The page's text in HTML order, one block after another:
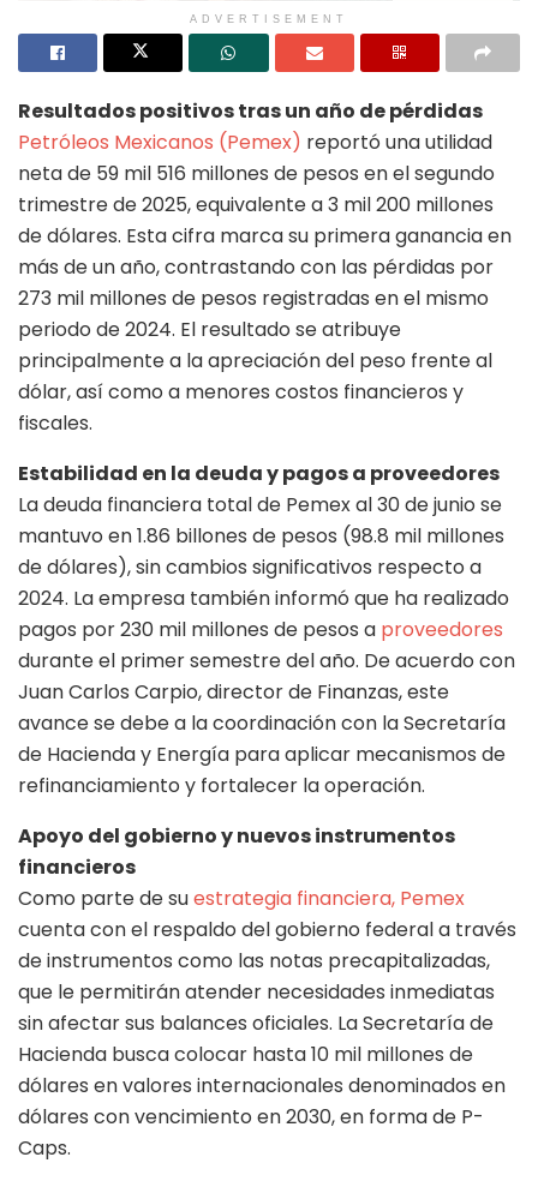
ADVERTISEMENT
Resultados positivos tras un año de pérdidas
Petróleos Mexicanos (Pemex) reportó una utilidad
neta de 59 mil 516 millones de pesos en el segundo
trimestre de 2025, equivalente a 3 mil 200 millones
de dólares. Esta cifra marca su primera ganancia en
más de un año, contrastando con las pérdidas por
273 mil millones de pesos registradas en el mismo
periodo de 2024. El resultado se atribuye
principalmente a la apreciación del peso frente al
dólar, así como a menores costos financieros y
fiscales.
Estabilidad en la deuda y pagos a proveedores
La deuda financiera total de Pemex al 30 de junio se
mantuvo en 1.86 billones de pesos (98.8 mil millones
de dólares), sin cambios significativos respecto a
2024. La empresa también informó que ha realizado
pagos por 230 mil millones de pesos a proveedores
durante el primer semestre del año. De acuerdo con
Juan Carlos Carpio, director de Finanzas, este
avance se debe a la coordinación con la Secretaría
de Hacienda y Energía para aplicar mecanismos de
refinanciamiento y fortalecer la operación.
Apoyo del gobierno y nuevos instrumentos
financieros
Como parte de suestrategia financiera, Pemex
cuenta con el respaldo del gobierno federal a través
de instrumentos como las notas precapitalizadas,
que le permitirán atender necesidades inmediatas
sin afectar sus balances oficiales. La Secretaría de
Hacienda busca colocar hasta 10 mil millones de
dólares en valores internacionales denominados en
dólares con vencimiento en 2030, en forma de P-
Caps.